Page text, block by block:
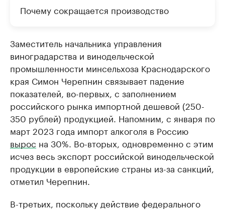
Почему сокращается производство
Заместитель начальника управления
виноградарства и винодельческой
промышленности минсельхоза Краснодарского
края Симон Черепнин связывает падение
показателей, во-первых, с заполнением
российского рынка импортной дешевой (250-
350 рублей) продукцией. Напомним, с января по
март 2023 года импорт алкоголя в Россию
вырос на 30%. Во-вторых, одновременно с этим
исчез весь экспорт российской винодельческой
продукции в европейские страны из-за санкций,
отметил Черепнин.
В-третьих, поскольку действие федерального